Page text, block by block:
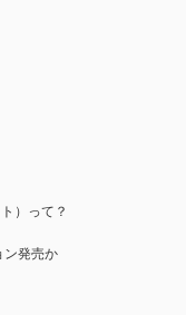
）って？
ン発売か